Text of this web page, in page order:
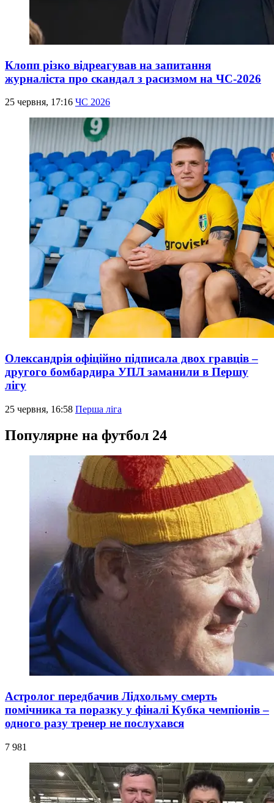
Клопп різко відреагував на запитання
журналіста про скандал з расизмом на ЧС-2026
25 червня, 17:16 ЧС 2026
Олександрія офіційно підписала двох гравців –
другого бомбардира УПЛ заманили в Першу
лігу
25 червня, 16:58 Перша ліга
Популярне на футбол 24
Астролог передбачив Лідхольму смерть
помічника та поразку у фіналі Кубка чемпіонів –
одного разу тренер не послухався
7 981